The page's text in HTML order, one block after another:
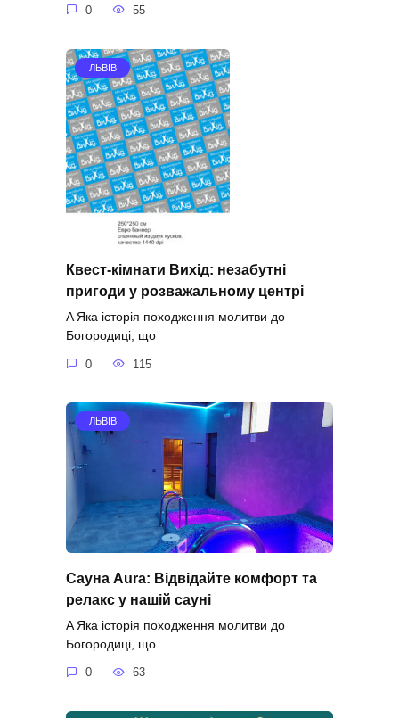
0 55
ЛЬВІВ
Квест-кімнати Вихід: незабутні
пригоди у розважальному центрі
A Яка історія походження молитви до
Богородиці, що
0 115
ЛЬВІВ
Сауна Aura: Відвідайте комфорт та
релакс у нашій сауні
A Яка історія походження молитви до
Богородиці, що
0 63